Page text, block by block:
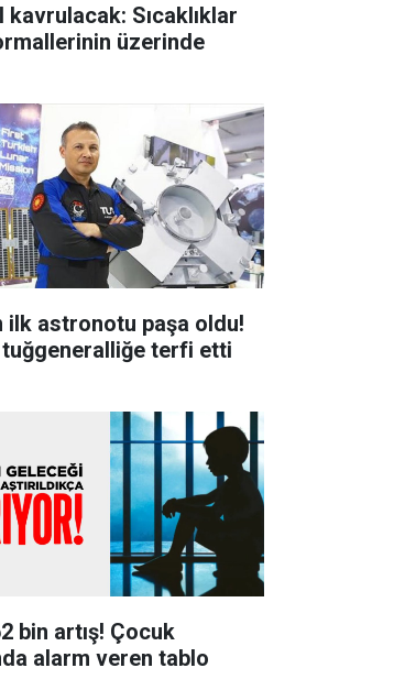
kavrulacak: Sıcaklıklar
üzerinde
ilk astronotu paşa oldu!
tuğgeneralliğe terfi etti
bin artış! Çocuk
alarm veren tablo